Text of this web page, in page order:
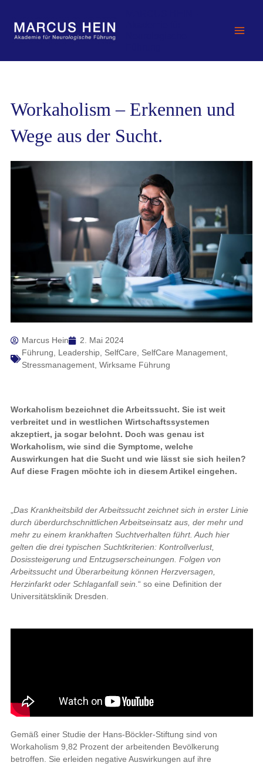
springen
Workaholism – Erkennen und
Wege aus der Sucht.
Marcus Hein
2. Mai 2024
Führung, Leadership, SelfCare, SelfCare Management,
Stressmanagement, Wirksame Führung
Workaholism bezeichnet die Arbeitssucht. Sie ist weit
verbreitet und in westlichen Wirtschaftssystemen
akzeptiert, ja sogar belohnt. Doch was genau ist
Workaholism, wie sind die Symptome, welche
Auswirkungen hat die Sucht und wie lässt sie sich heilen?
Auf diese Fragen möchte ich in diesem Artikel eingehen.
Das Krankheitsbild der Arbeitssucht zeichnet sich in erster Linie
durch überdurchschnittlichen Arbeitseinsatz aus, der mehr und
mehr zu einem krankhaften Suchtverhalten führt. Auch hier
gelten die drei typischen Suchtkriterien: Kontrollverlust,
Dosissteigerung und Entzugserscheinungen. Folgen von
Arbeitssucht und Überarbeitung können Herzversagen,
Herzinfarkt oder Schlaganfall sein. “ so eine Definition der
Universitätsklinik Dresden.
Gemäß einer Studie der Hans-Böckler-Stiftung sind von
Workaholism 9,82 Prozent der arbeitenden Bevölkerung
betroffen. Sie erleiden negative Auswirkungen auf ihre